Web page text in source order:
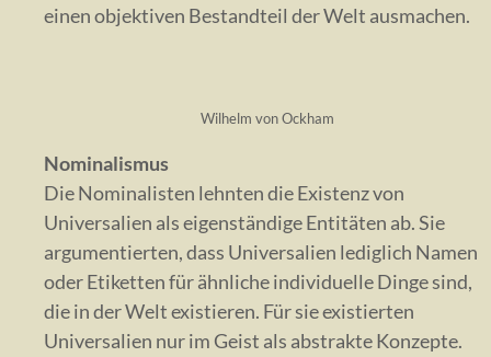
einen objektiven Bestandteil der Welt ausmachen.
Wilhelm von Ockham
Nominalismus
Die Nominalisten lehnten die Existenz von
Universalien als eigenständige Entitäten ab. Sie
argumentierten, dass Universalien lediglich Namen
oder Etiketten für ähnliche individuelle Dinge sind,
die in der Welt existieren. Für sie existierten
Universalien nur im Geist als abstrakte Konzepte.